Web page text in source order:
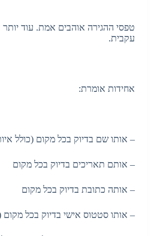
טפסי ההגירה אוהבים אמת. עוד
עקבית.
אחידות אומרת:
– אותו שם בדיוק בכל מקום (כולל
– אותם תאריכים בדיוק בכל מקום
– אותה כתובת בדיוק בכל מקום
– אותו סטטוס אישי בדיוק בכל מקום